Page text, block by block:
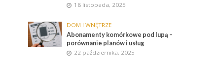
18 listopada, 2025
DOM I WNĘTRZE
Abonamenty komórkowe pod lupą –
porównanie planów i usług
22 października, 2025